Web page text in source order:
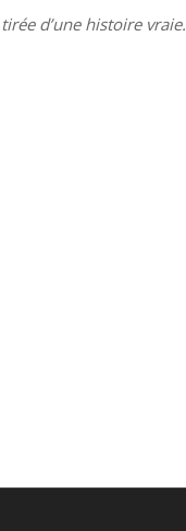
d’une histoire vraie.